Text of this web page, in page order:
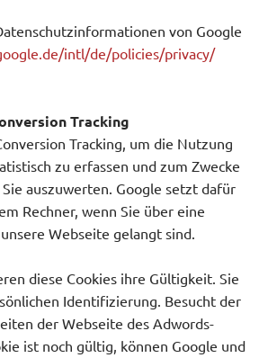
von Google
intl/de/policies/privacy/
Tracking
Tracking, um die Nutzung
zu erfassen und zum Zwecke
auszuwerten. Google setzt dafür
Rechner, wenn Sie über eine
Webseite gelangt sind.
diese Cookies ihre Gültigkeit. Sie
Identifizierung. Besucht der
der Webseite des Adwords-
ist noch gültig, können Google und